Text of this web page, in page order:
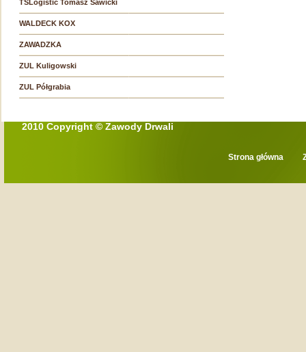
TSLogistic Tomasz Sawicki
WALDECK KOX
ZAWADZKA
ZUL Kuligowski
ZUL Półgrabia
2010 Copyright © Zawody Drwali
Strona główna